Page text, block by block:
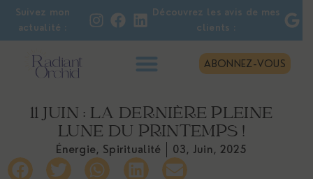
Suivez mon
actualité :
Découvrez les avis de mes
clients :
ABONNEZ-VOUS
11 JUIN : LA DERNIÈRE PLEINE
LUNE DU PRINTEMPS !
Énergie, Spiritualité 03, Juin, 2025